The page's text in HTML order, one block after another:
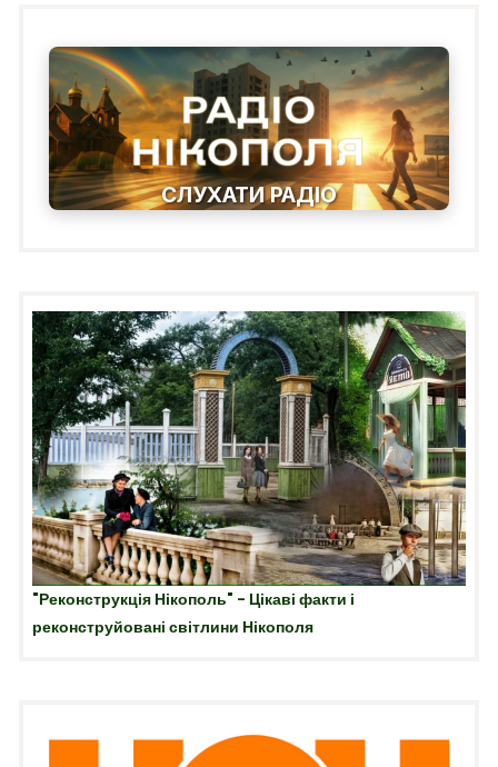
СЛУХАТИ РАДІО
"Реконструкція Нікополь" - Цікаві факти і
реконструйовані світлини Нікополя